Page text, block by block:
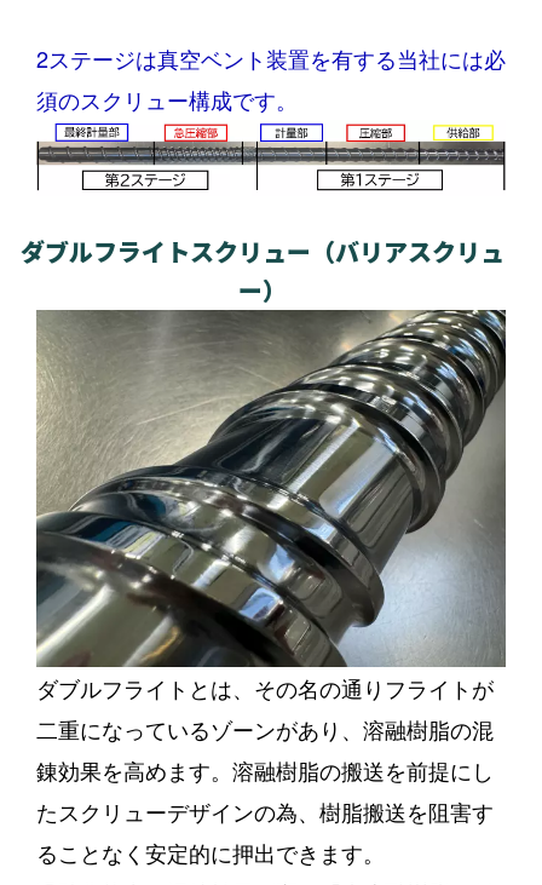
2ステージは真空ベント装置を有する当社には必
須のスクリュー構成です。
ダブルフライトスクリュー（バリアスクリュ
ー）
ダブルフライトとは、その名の通りフライトが
二重になっているゾーンがあり、溶融樹脂の混
錬効果を高めます。溶融樹脂の搬送を前提にし
たスクリューデザインの為、樹脂搬送を阻害す
ることなく安定的に押出できます。